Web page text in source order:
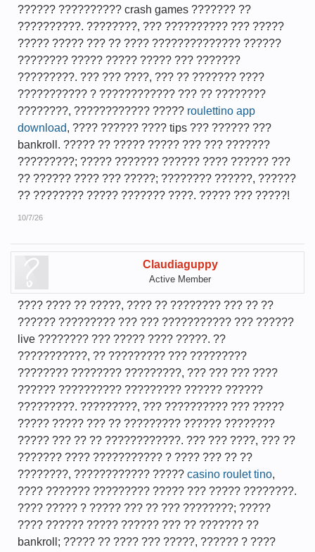
?????? ?????????? crash games ??????? ??
??????????. ????????, ??? ?????????? ??? ?????
????? ????? ??? ?? ???? ?????????????? ??????
???????? ????? ????? ????? ??? ???????
?????????. ??? ??? ????, ??? ?? ??????? ????
??????????? ? ???????????? ??? ?? ????????
????????, ???????????? ????? roulettino app
download, ???? ?????? ???? tips ??? ?????? ???
bankroll. ????? ?? ????? ????? ??? ??? ???????
?????????; ????? ??????? ?????? ???? ?????? ???
?? ?????? ???? ??? ?????; ???????? ??????, ??????
?? ???????? ????? ??????? ????. ????? ??? ?????!
10/7/26
Claudiaguppy
Active Member
???? ???? ?? ?????, ???? ?? ???????? ??? ?? ??
?????? ????????? ??? ??? ??????????? ??? ??????
live ???????? ??? ????? ???? ?????. ??
???????????, ?? ????????? ??? ?????????
???????? ???????? ?????????, ??? ??? ??? ????
?????? ?????????? ????????? ?????? ??????
?????????. ?????????, ??? ?????????? ??? ?????
????? ????? ??? ?? ????????? ?????? ????????
????? ??? ?? ?? ????????????. ??? ??? ????, ??? ??
??????? ???? ??????????? ? ???? ??? ?? ??
????????, ???????????? ????? casino roulet tino,
???? ??????? ????????? ????? ??? ????? ????????.
???? ????? ? ????? ??? ?? ??? ????????; ?????
???? ?????? ????? ?????? ??? ?? ??????? ??
bankroll; ????? ?? ???? ??? ?????, ?????? ? ????